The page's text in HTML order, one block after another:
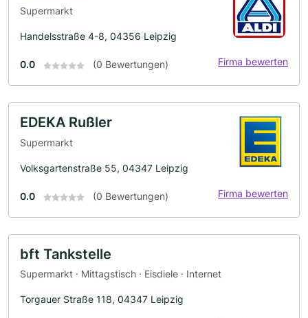
Supermarkt
Handelsstraße 4-8, 04356 Leipzig
0.0 (0 Bewertungen) Firma bewerten
EDEKA Rußler
Supermarkt
Volksgartenstraße 55, 04347 Leipzig
0.0 (0 Bewertungen) Firma bewerten
bft Tankstelle
Supermarkt · Mittagstisch · Eisdiele · Internet
Torgauer Straße 118, 04347 Leipzig